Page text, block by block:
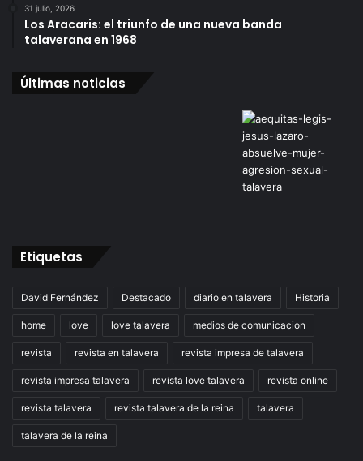
31 julio, 2026
Los Aracaris: el triunfo de una nueva banda
talaverana en 1968
Últimas noticias
Etiquetas
David Fernández Destacado diario en talavera Historia
home love love talavera medios de comunicacion
revista revista en talavera revista impresa de talavera
revista impresa talavera revista love talavera revista online
revista talavera revista talavera de la reina talavera
talavera de la reina